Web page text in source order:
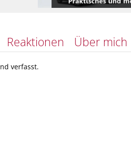
Reaktionen Über mich
verfasst.